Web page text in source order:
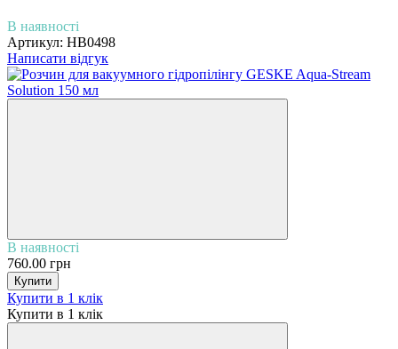
В наявності
Артикул: HB0498
Написати відгук
В наявності
760.00 грн
Купити
Купити в 1 клік
Купити в 1 клік